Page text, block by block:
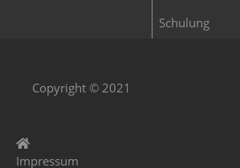
Schulung
Copyright © 2021
Impressum